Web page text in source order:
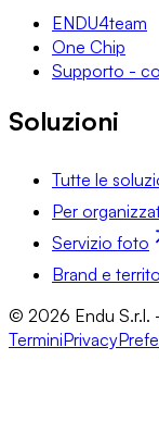
ENDU4team
One Chip
Supporto -
Soluzioni
Tutte le
Per
Servizio foto
Brand e
© 2026 Endu S.r.l.
TerminiPrivacy